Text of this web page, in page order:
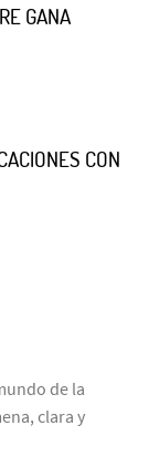
GANA
CON
de la
clara y